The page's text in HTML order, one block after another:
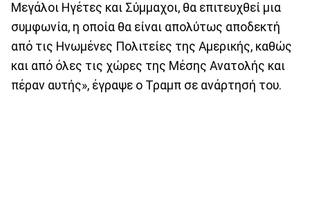
Μεγάλοι Ηγέτες και Σύμμαχοι, θα επιτευχθεί μια
συμφωνία, η οποία θα είναι απολύτως αποδεκτή
από τις Ηνωμένες Πολιτείες της Αμερικής, καθώς
και από όλες τις χώρες της Μέσης Ανατολής και
πέραν αυτής», έγραψε ο Τραμπ σε ανάρτησή του.